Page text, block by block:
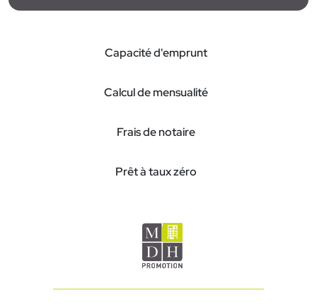
Capacité d'emprunt
Calcul de mensualité
Frais de notaire
Prêt à taux zéro